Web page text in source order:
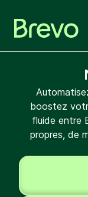
boostez
fluide entre
propres, de